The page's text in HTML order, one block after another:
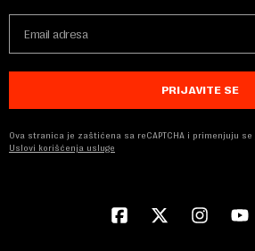
PRIJAVITE SE
Ova stranica je zaštićena sa reCAPTCHA i primenjuju se
Uslovi korišćenja usluge